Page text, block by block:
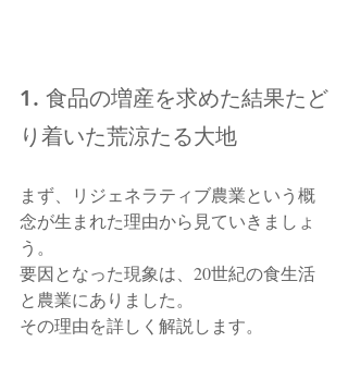
1. 食品の増産を求めた結果たど
り着いた荒涼たる大地
まず、リジェネラティブ農業という概
念が生まれた理由から見ていきましょ
う。
要因となった現象は、20世紀の食生活
と農業にありました。
その理由を詳しく解説します。